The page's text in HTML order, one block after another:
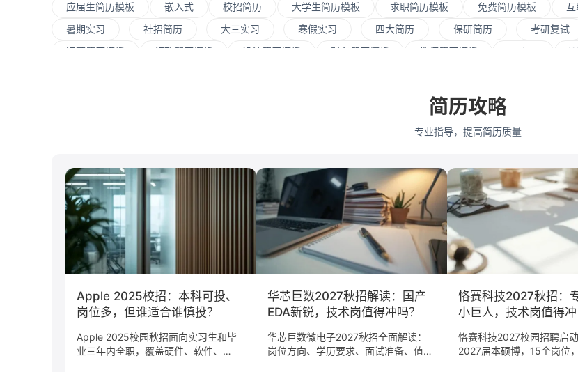
应届生简历模板 嵌入式 校招简历 大学生简历模板 求职简历模板 免费简历模板
暑期实习
社招简历 大三实习 寒假实习 四大简历 保研简历 考研复试
运营简历模板
行政简历模板 设计简历模板 财务简历模板 教师简历模板 python
商务拓展
中山大学
金融 咨询
传播学
会计学 艺术与设计 电
简历攻略
专业指导，提高简历质量
Apple 2025校招：本科可投、
岗位多，但谁适合谁慎投？
Apple 2025校园秋招面向实习生和毕
业三年内全职，覆盖硬件、软件、
华芯巨数2027秋招解读：国产
EDA新锐，技术岗值得冲吗？
华芯巨数微电子2027秋招全面解读：
岗位方向、学历要求、面试准备、值不
恪赛科技2027秋招：
小巨人，技术岗值得冲
恪赛科技2027校园招聘启
2027届本硕博，15个岗位